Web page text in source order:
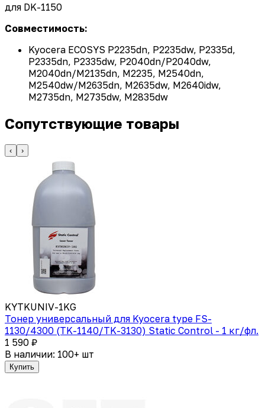
для DK-1150
Совместимость:
Kyocera ECOSYS P2235dn, P2235dw, P2335d,
P2335dn, P2335dw, P2040dn/P2040dw,
M2040dn/M2135dn, M2235, M2540dn,
M2540dw/M2635dn, M2635dw, M2640idw,
M2735dn, M2735dw, M2835dw
Сопутствующие товары
‹ ›
KYTKUNIV-1KG
Тонер универсальный для Kyocera type FS-
1130/4300 (TK-1140/TK-3130) Static Control - 1 кг/фл.
1 590 ₽
В наличии: 100+ шт
Купить